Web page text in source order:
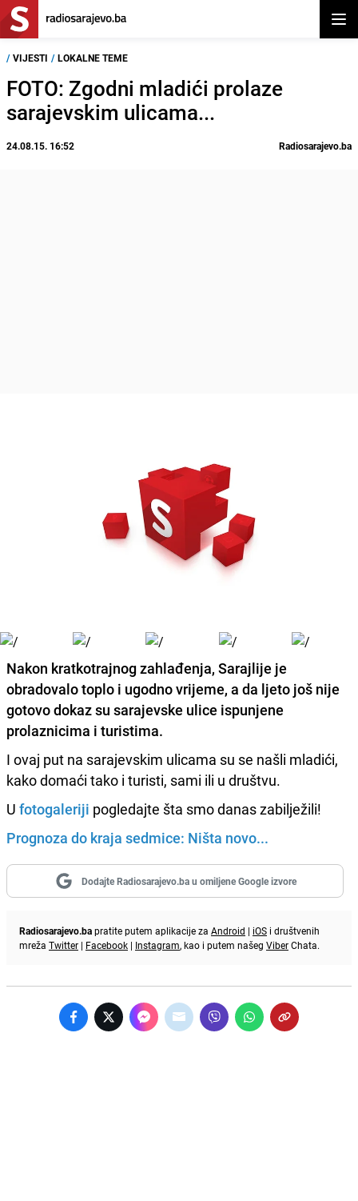
/ VIJESTI / LOKALNE TEME
FOTO: Zgodni mladići prolaze
sarajevskim ulicama...
24.08.15. 16:52 Radiosarajevo.ba
Nakon kratkotrajnog zahlađenja, Sarajlije je
obradovalo toplo i ugodno vrijeme, a da ljeto još nije
gotovo dokaz su sarajevske ulice ispunjene
prolaznicima i turistima.
I ovaj put na sarajevskim ulicama su se našli mladići,
kako domaći tako i turisti, sami ili u društvu.
U fotogaleriji pogledajte šta smo danas zabilježili!
Prognoza do kraja sedmice: Ništa novo...
Dodajte Radiosarajevo.ba u omiljene Google izvore
Radiosarajevo.bapratite putem aplikacije za Android | iOS i društvenih
mreža Twitter | Facebook | Instagram, kao i putem našeg ViberChata.